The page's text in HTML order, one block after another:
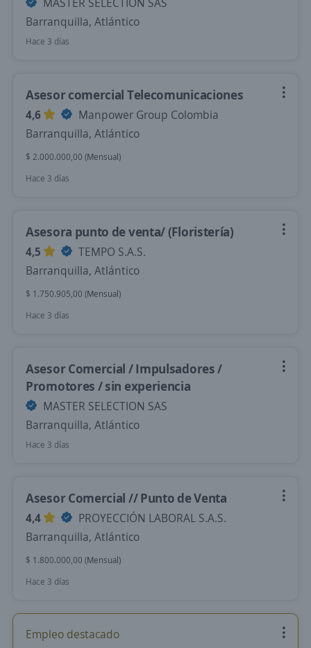
Barranquilla, Atlántico
Hace 3 días
Asesor comercial Telecomunicaciones
4,6
Manpower Group Colombia
Barranquilla, Atlántico
$ 2.000.000,00 (Mensual)
Hace 3 días
Asesora punto de venta/ (Floristería)
4,5
TEMPO S.A.S.
Barranquilla, Atlántico
$ 1.750.905,00 (Mensual)
Hace 3 días
Asesor Comercial / Impulsadores /
Promotores / sin experiencia
MASTER SELECTION SAS
Barranquilla, Atlántico
Hace 3 días
Asesor Comercial // Punto de Venta
4,4
PROYECCIÓN LABORAL S.A.S.
Barranquilla, Atlántico
$ 1.800.000,00 (Mensual)
Hace 3 días
Empleo destacado